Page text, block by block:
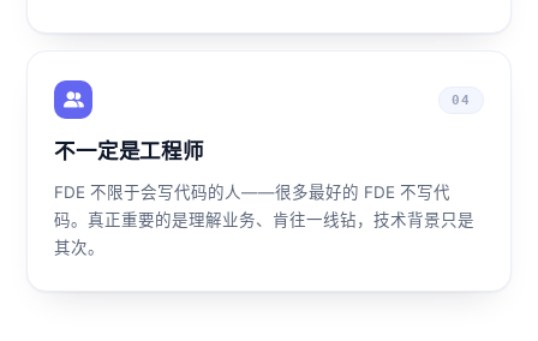
04
不一定是工程师
FDE 不限于会写代码的人——很多最好的 FDE 不写代
码。真正重要的是理解业务、肯往一线钻，技术背景只是
其次。